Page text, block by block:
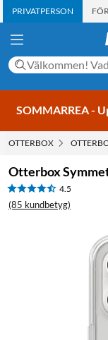
PRIVATPERSON
SOMMARREA -
OTTERBOX
Otterbox
4.5
(85 kundbetyg)